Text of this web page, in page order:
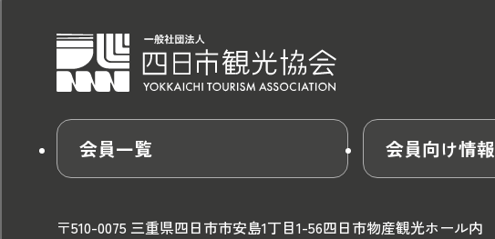
会員一覧 会員向け情報
〒510-0075 三重県四日市市安島1丁目1-56四日市物産観光ホール内